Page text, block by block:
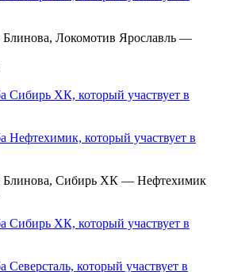
Локомотив Ярославль —
Блинова, Сибирь ХК — Нефтехимик